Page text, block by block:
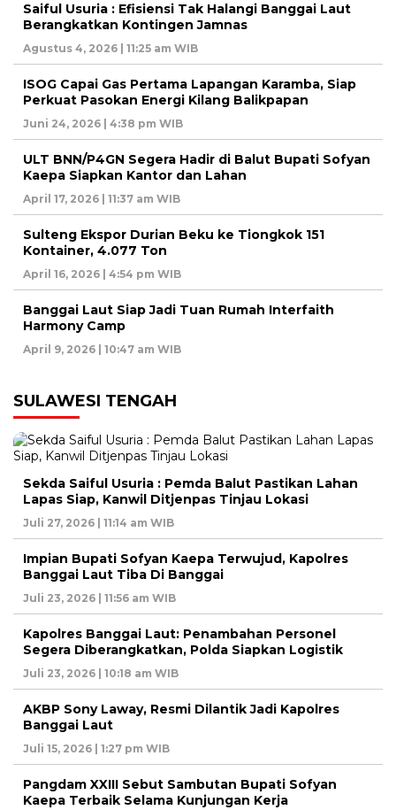
Saiful Usuria : Efisiensi Tak Halangi Banggai Laut
Berangkatkan Kontingen Jamnas
Agustus 4, 2026 | 11:25 am WIB
ISOG Capai Gas Pertama Lapangan Karamba, Siap
Perkuat Pasokan Energi Kilang Balikpapan
Juni 24, 2026 | 4:38 pm WIB
ULT BNN/P4GN Segera Hadir di Balut Bupati Sofyan
Kaepa Siapkan Kantor dan Lahan
April 17, 2026 | 11:37 am WIB
Sulteng Ekspor Durian Beku ke Tiongkok 151
Kontainer, 4.077 Ton
April 16, 2026 | 4:54 pm WIB
Banggai Laut Siap Jadi Tuan Rumah Interfaith
Harmony Camp
April 9, 2026 | 10:47 am WIB
SULAWESI TENGAH
Sekda Saiful Usuria : Pemda Balut Pastikan Lahan
Lapas Siap, Kanwil Ditjenpas Tinjau Lokasi
Juli 27, 2026 | 11:14 am WIB
Impian Bupati Sofyan Kaepa Terwujud, Kapolres
Banggai Laut Tiba Di Banggai
Juli 23, 2026 | 11:56 am WIB
Kapolres Banggai Laut: Penambahan Personel
Segera Diberangkatkan, Polda Siapkan Logistik
Juli 23, 2026 | 10:18 am WIB
AKBP Sony Laway, Resmi Dilantik Jadi Kapolres
Banggai Laut
Juli 15, 2026 | 1:27 pm WIB
Pangdam XXIII Sebut Sambutan Bupati Sofyan
Kaepa Terbaik Selama Kunjungan Kerja